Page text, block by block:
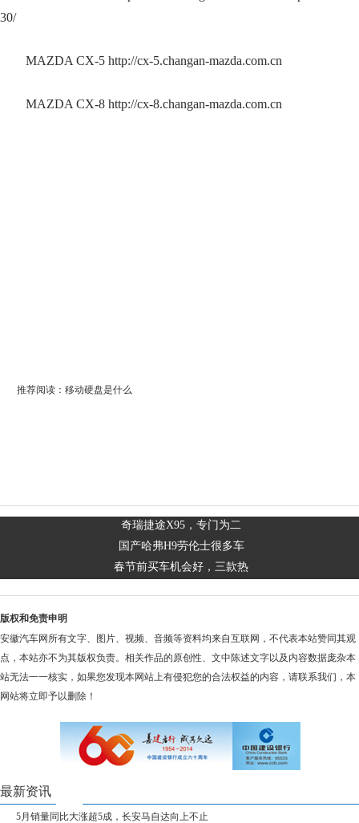
30/
MAZDA CX-5 http://cx-5.changan-mazda.com.cn
MAZDA CX-8 http://cx-8.changan-mazda.com.cn
推荐阅读： 移动硬盘是什么
奇瑞捷途X95，专门为二
国产哈弗H9劳伦士很多车
春节前买车机会好，三款热
版权和免责申明
安徽汽车网所有文字、图片、视频、音频等资料均来自互联网，不代表本站赞同其观
点，本站亦不为其版权负责。相关作品的原创性、文中陈述文字以及内容数据庞杂本
站无法一一核实，如果您发现本网站上有侵犯您的合法权益的内容，请联系我们，本
网站将立即予以删除！
最新资讯
5月销量同比大涨超5成，长安马自达向上不止